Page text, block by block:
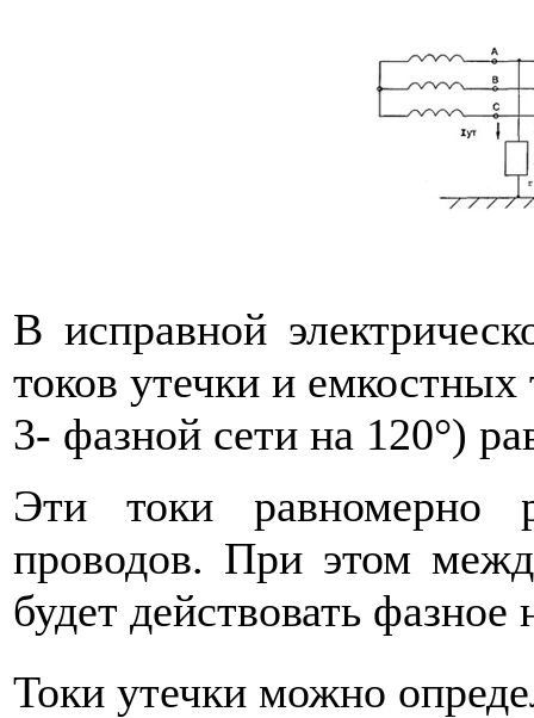
В исправной
токов утечки и емкостных
3- фазной сети на 120°)
Эти токи равномерно
проводов. При этом
будет действовать
Токи утечки можно